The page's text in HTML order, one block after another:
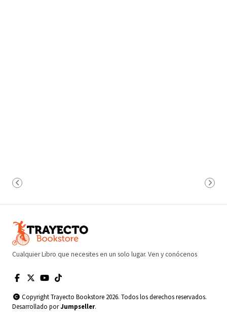
Cualquier Libro que necesites en un solo lugar. Ven y conócenos
Copyright Trayecto Bookstore 2026. Todos los derechos reservados.
Desarrollado porJumpseller.